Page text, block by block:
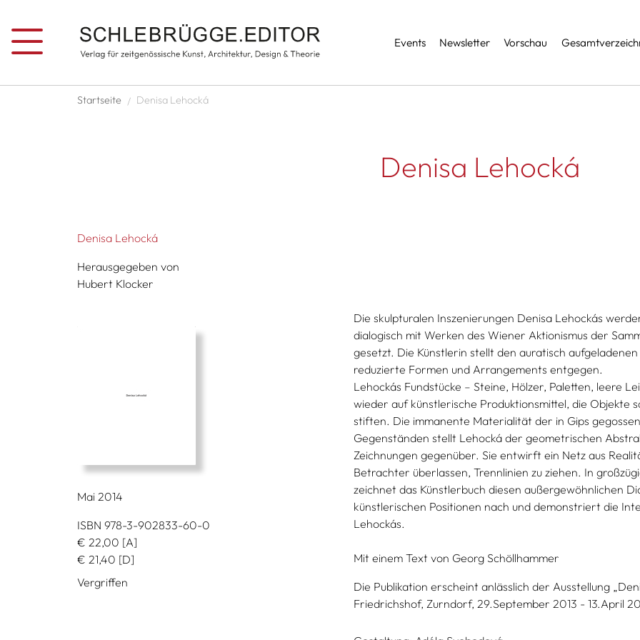
Services
Events Newsletter Vorschau
Pfadnavigation
Startseite Denisa Lehocká
Denisa Lehocká
Denisa Lehocká
Herausgegeben von
Hubert Klocker
Mai 2014
ISBN 978-3-902833-60-0
€ 22,00 [A]
€ 21,40 [D]
Vergriffen
Die skulpturalen Inszenierungen Denisa Lehockás
dialogisch mit Werken des Wiener Aktionismus der
gesetzt. Die Künstlerin stellt den auratisch
reduzierte Formen und Arrangements entgegen.
Lehockás Fundstücke – Steine, Hölzer, Paletten, leere
wieder auf künstlerische Produktionsmittel, die Objekte
stiften. Die immanente Materialität der in Gips
Gegenständen stellt Lehocká der geometrischen
Zeichnungen gegenüber. Sie entwirft ein Netz aus
Betrachter überlassen, Trennlinien zu ziehen. In
zeichnet das Künstlerbuch diesen außergewöhnlichen
künstlerischen Positionen nach und demonstriert die
Lehockás.
Mit einem Text von Georg Schöllhammer
Die Publikation erscheint anlässlich der Ausstellung
Friedrichshof, Zurndorf, 29.September 2013 - 13.April